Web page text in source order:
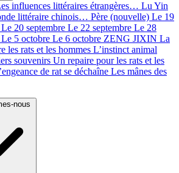
influences littéraires étrangères… Lu Yin
littéraire chinois… Père (nouvelle) Le 19
Le 20 septembre Le 22 septembre Le 28
Le 5 octobre Le 6 octobre ZENG JIXIN La
les rats et les hommes L’instinct animal
souvenirs Un repaire pour les rats et les
de rat se déchaîne Les mânes des
nous